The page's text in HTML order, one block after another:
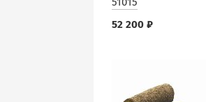
52 200 ₽